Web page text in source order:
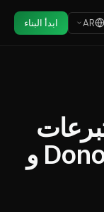
AR ابدأ البناء
باستخدام DonorPerfect و